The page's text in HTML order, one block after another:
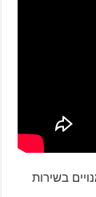
בשירות